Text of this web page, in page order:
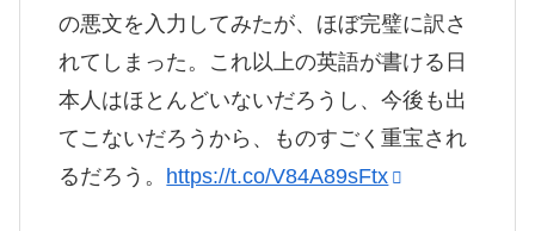
の悪文を入力してみたが、ほぼ完璧に訳さ
れてしまった。これ以上の英語が書ける日
本人はほとんどいないだろうし、今後も出
てこないだろうから、ものすごく重宝され
るだろう。 https://t.co/V84A89sFtx